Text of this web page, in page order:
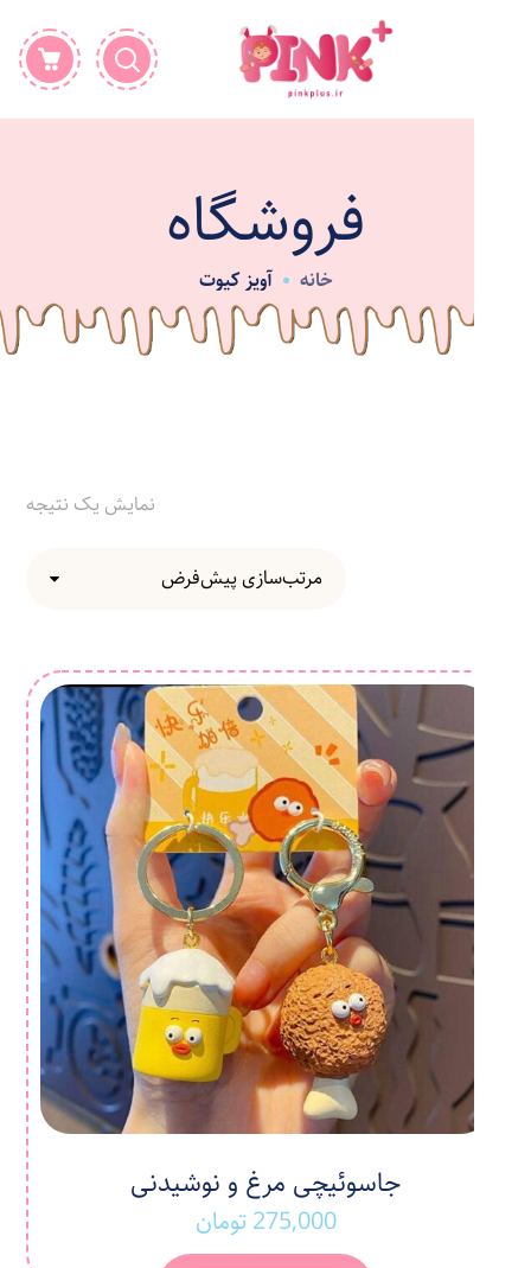
فروشگاه
خانه آویز کیوت
نمایش یک نتیجه
جاسوئیچی مرغ و نوشیدنی
275,000 تومان